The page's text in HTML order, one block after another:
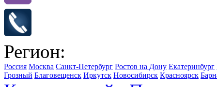
Регион:
Россия Москва Санкт-Петербург Ростов на Дону Екатеринбург
Грозный Благовещенск Иркутск Новосибирск Красноярск